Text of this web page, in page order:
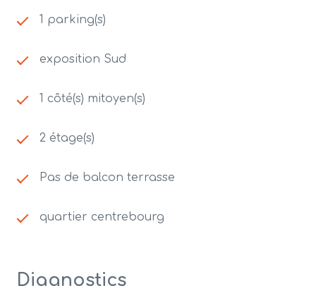
1 parking(s)
exposition Sud
1 côté(s) mitoyen(s)
2 étage(s)
Pas de balcon terrasse
quartier centrebourg
Diagnostics